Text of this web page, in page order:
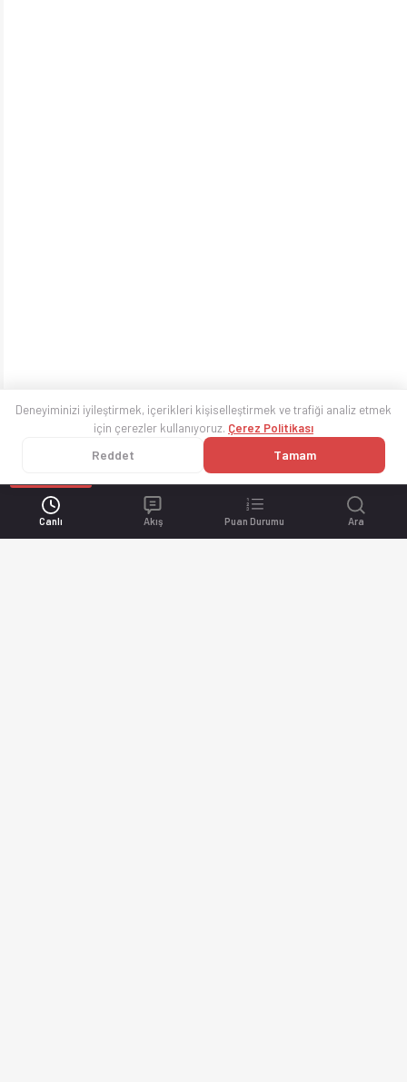
Canlı Akış Puan Durumu Ara
Deneyiminizi iyileştirmek, içerikleri kişiselleştirmek ve trafiği analiz etmek
için çerezler kullanıyoruz. Çerez Politikası
Reddet Tamam